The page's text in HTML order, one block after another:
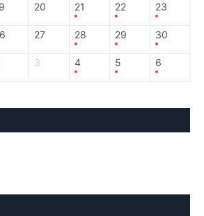
20 21 22 23
27 28 29 30
3 4 5 6